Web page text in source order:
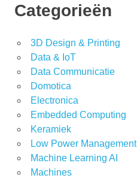
Categorieën
3D Design & Printing
Data & IoT
Data Communicatie
Domotica
Electronica
Embedded Computing
Keramiek
Low Power Management
Machine Learning AI
Machines